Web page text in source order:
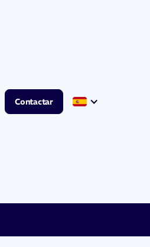
Contactar